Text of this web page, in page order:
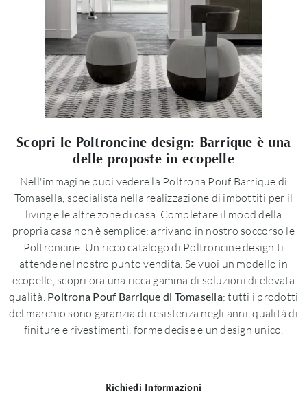
Scopri le Poltroncine design: Barrique è una
delle proposte in ecopelle
Nell'immagine puoi vedere la Poltrona Pouf Barrique di
Tomasella, specialista nella realizzazione di imbottiti per il
living e le altre zone di casa. Completare il mood della
propria casa non è semplice: arrivano in nostro soccorso le
Poltroncine. Un ricco catalogo di Poltroncine design ti
attende nel nostro punto vendita. Se vuoi un modello in
ecopelle, scopri ora una ricca gamma di soluzioni di elevata
qualità. Poltrona Pouf Barrique di Tomasella: tutti i prodotti
del marchio sono garanzia di resistenza negli anni, qualità di
finiture e rivestimenti, forme decise e un design unico.
Richiedi Informazioni